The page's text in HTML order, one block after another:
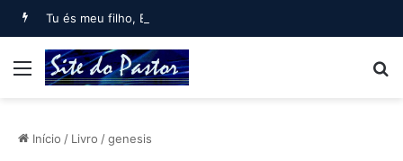
Tu és meu filho, Eu hoje te gerei (Salmo 2)
Menu
Início / Livro /genesis